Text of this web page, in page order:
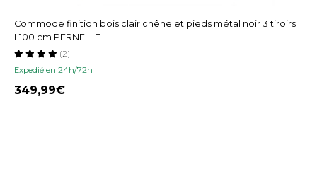
Commode finition bois clair chêne et pieds métal noir 3 tiroirs
L100 cm PERNELLE
Expedié en 24h/72h
(2)
349,99